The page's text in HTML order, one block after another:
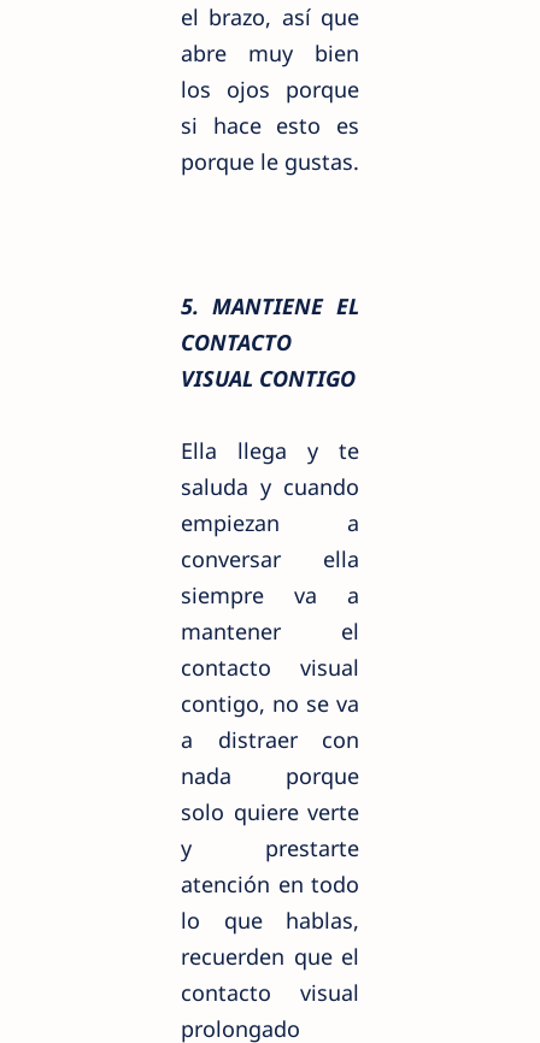
el brazo, así que
abre muy bien
los ojos porque
si hace esto es
porque le gustas.
5. MANTIENE EL
CONTACTO
VISUAL CONTIGO
Ella llega y te
saluda y cuando
empiezan a
conversar ella
siempre va a
mantener el
contacto visual
contigo, no se va
a distraer con
nada porque
solo quiere verte
y prestarte
atención en todo
lo que hablas,
recuerden que el
contacto visual
prolongado